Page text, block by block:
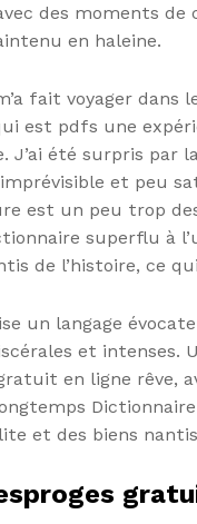
des moments de
en haleine.
fait voyager dans
est pdfs une
J’ai été surpris par
et peu
est un peu trop
superflu à
de l’histoire, ce
un langage
et intenses.
en ligne rêve,
et des biens nantis